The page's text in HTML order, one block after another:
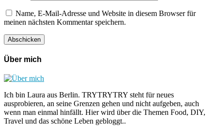
Name, E-Mail-Adresse und Website in diesem Browser für
meinen nächsten Kommentar speichern.
Über mich
Ich bin Laura aus Berlin. TRYTRYTRY steht für neues
ausprobieren, an seine Grenzen gehen und nicht aufgeben, auch
wenn man einmal hinfällt. Hier wird über die Themen Food, DIY,
Travel und das schöne Leben gebloggt..